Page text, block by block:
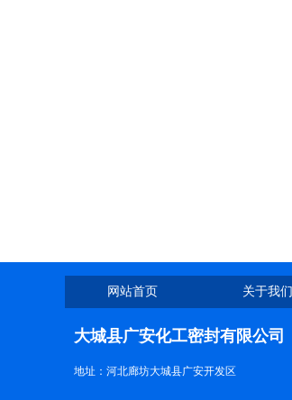
网站首页 关于我们
大城县广安化工密封有限公司
地址：河北廊坊大城县广安开发区